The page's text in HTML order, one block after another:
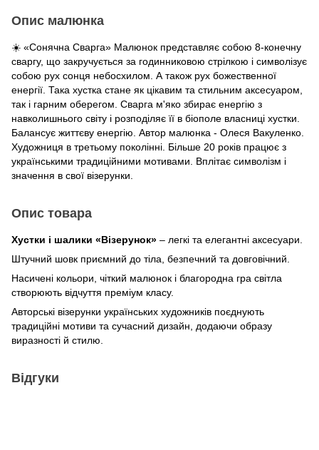
Опис малюнка
☀️ «Сонячна Сварга» Малюнок представляє собою 8-конечну
сваргу, що закручується за годинниковою стрілкою і символізує
собою рух сонця небосхилом. А також рух божественної
енергії. Така хустка стане як цікавим та стильним аксесуаром,
так і гарним оберегом. Сварга м'яко збирає енергію з
навколишнього світу і розподіляє її в біополе власниці хустки.
Балансує життєву енергію. Автор малюнка - Олеся Вакуленко.
Художниця в третьому поколінні. Більше 20 років працює з
українськими традиційними мотивами. Вплітає символізм і
значення в свої візерунки.
Опис товара
Хустки і шалики «Візерунок» – легкі та елегантні аксесуари.
Штучний шовк приємний до тіла, безпечний та довговічний.
Насичені кольори, чіткий малюнок і благородна гра світла
створюють відчуття преміум класу.
Авторські візерунки українських художників поєднують
традиційні мотиви та сучасний дизайн, додаючи образу
виразності й стилю.
Відгуки